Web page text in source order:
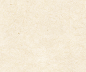
２歳児製作
2026年1月14日